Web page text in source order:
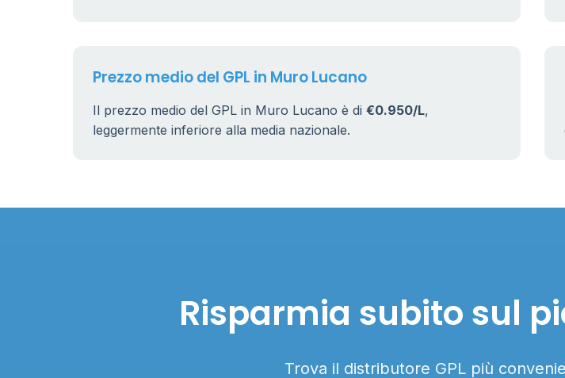
Prezzo medio del GPL in Muro Lucano
Il prezzo medio del GPL in Muro Lucano è di €0.950/L,
leggermente inferiore alla media nazionale.
Risparmia subito sul
Trova il distributore GPL più